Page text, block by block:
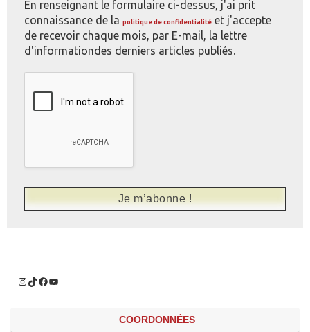
En renseignant le formulaire ci-dessus, j'ai prit
connaissance de la politique de confidentialité et j'accepte
de recevoir chaque mois, par E-mail, la lettre
d'informationdes derniers articles publiés.
COORDONNÉES